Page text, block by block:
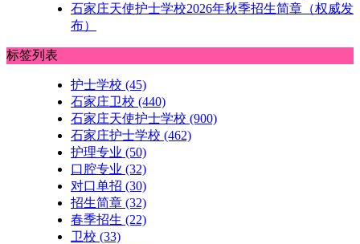
石家庄天使护士学校2026年秋季招生简章（权威发
布）
标签列表
护士学校 (45)
石家庄卫校 (440)
石家庄天使护士学校 (900)
石家庄护士学校 (462)
护理专业 (50)
口腔专业 (32)
对口单招 (30)
招生简章 (32)
春季招生 (22)
卫校 (33)